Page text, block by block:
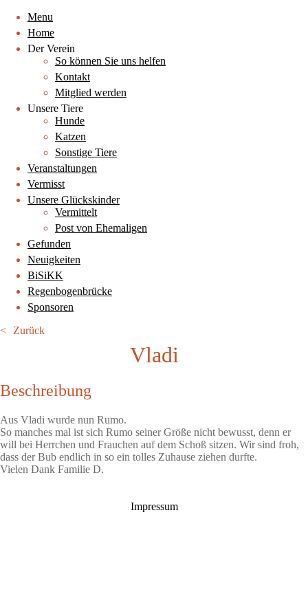
Menu
Home
Der Verein
So können Sie uns helfen
Kontakt
Mitglied werden
Unsere Tiere
Hunde
Katzen
Sonstige Tiere
Veranstaltungen
Vermisst
Unsere Glückskinder
Vermittelt
Post von Ehemaligen
Gefunden
Neuigkeiten
BiSiKK
Regenbogenbrücke
Sponsoren
Zurück
Vladi
Beschreibung
Aus Vladi wurde nun Rumo.
So manches mal ist sich Rumo seiner Größe nicht bewusst, denn er
will bei Herrchen und Frauchen auf dem Schoß sitzen. Wir sind froh,
dass der Bub endlich in so ein tolles Zuhause ziehen durfte.
Vielen Dank Familie D.
Impressum